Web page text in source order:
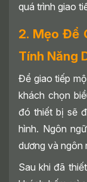
quá trình giao
2. Mẹo Để
Tính Năng
Để giao tiếp
khách chọn
đó thiết bị sẽ
hình. Ngôn
dương và ngôn
Sau khi đã